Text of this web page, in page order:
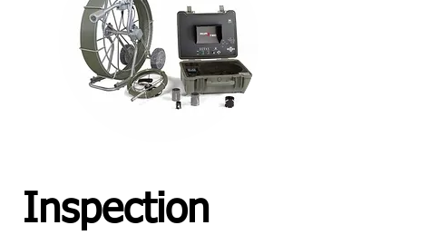
Inspection